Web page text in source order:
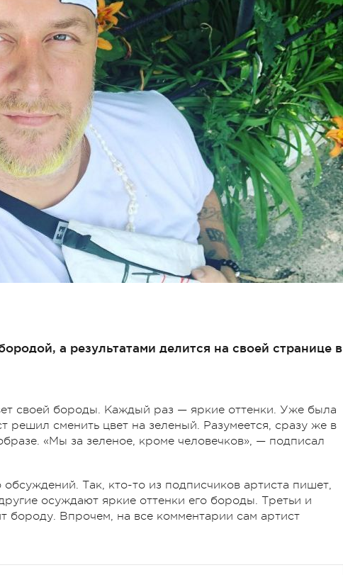
а результатами делится на своей странице в
своей бороды. Каждый раз — яркие оттенки. Уже была
решил сменить цвет на зеленый. Разумеется, сразу же в
«Мы за зеленое, кроме человечков», — подписал
Так, кто-то из подписчиков артиста пишет,
осуждают яркие оттенки его бороды. Третьи и
бороду. Впрочем, на все комментарии сам артист